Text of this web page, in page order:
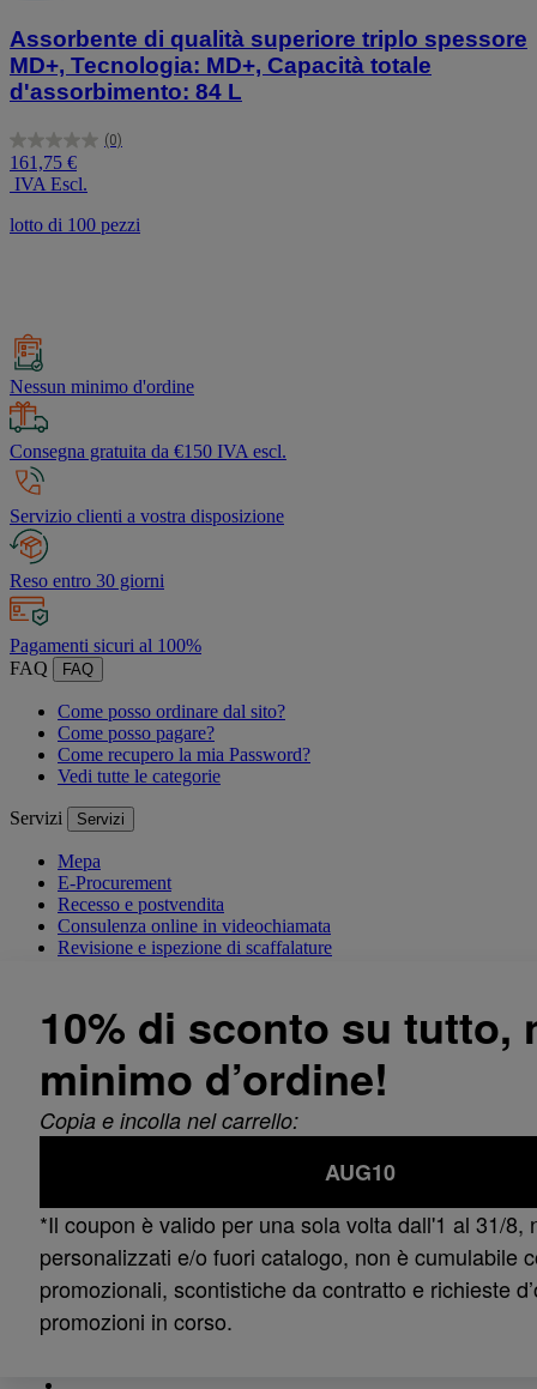
Assorbente di qualità superiore triplo spessore
MD+, Tecnologia: MD+, Capacità totale
d'assorbimento: 84 L
(0)
0.0
su
5
stelle.
161,75 €
IVA Escl.
lotto di 100 pezzi
Nessun minimo d'ordine
Consegna gratuita da €150 IVA escl.
Servizio clienti a vostra disposizione
Reso entro 30 giorni
Pagamenti sicuri al 100%
FAQ
FAQ
Come posso ordinare dal sito?
Come posso pagare?
Come recupero la mia Password?
Vedi tutte le categorie
Servizi Servizi
Mepa
E-Procurement
Recesso e postvendita
Consulenza online in videochiamata
Revisione e ispezione di scaffalature
Informazioni Servizi
Cookies
Privacy
Condizioni generali di vendita
Whistleblowing
Restiamo in contatto? Newsletter
Iscriviti alla nostra newsletter e ricevi in anticipo le nostre
promozioni e offerte esclusive!
Iscriviti